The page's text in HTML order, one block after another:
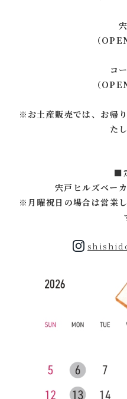
（
コ
（
※お土産販売では、お帰
た
■
宍戸ヒルズベー
※月曜祝日の場合は営業